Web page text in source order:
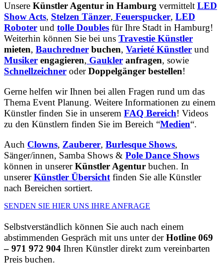
Unsere Künstler Agentur in Hamburg vermittelt LED
Show Acts, Stelzen Tänzer, Feuerspucker, LED
Roboter und tolle Doubles für Ihre Stadt in Hamburg!
Weiterhin können Sie bei uns Travestie Künstler
mieten, Bauchredner buchen, Varieté Künstler und
Musiker engagieren, Gaukler anfragen, sowie
Schnellzeichner oderDoppelgänger bestellen!
Gerne helfen wir Ihnen bei allen Fragen rund um das
Thema Event Planung. Weitere Informationen zu einem
Künstler finden Sie in unserem FAQ Bereich! Videos
zu den Künstlern finden Sie im Bereich “Medien“.
Auch Clowns, Zauberer, Burlesque Shows,
Sänger/innen, Samba Shows & Pole Dance Shows
können in unsererKünstler Agentur buchen. In
unsererKünstler Übersicht finden Sie alle Künstler
nach Bereichen sortiert.
SENDEN SIE HIER UNS IHRE ANFRAGE
Selbstverständlich können Sie auch nach einem
abstimmenden Gespräch mit uns unter derHotline 069
– 971 972 904 Ihren Künstler direkt zum vereinbarten
Preis buchen.